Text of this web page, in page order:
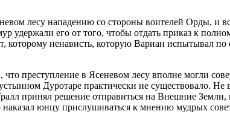
лесу нападению со стороны воителей Орды, и
его от того, чтобы отдать приказ к
ненависть, которую Вариан испытывал
преступление в Ясеневом лесу вполне могли
Дуротаре практически не существовало. Не
принял решение отправиться на Внешние Земли,
юнцу прислушиваться к мнению мудрых